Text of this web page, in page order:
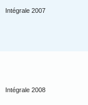
Intégrale 2007
Intégrale 2008